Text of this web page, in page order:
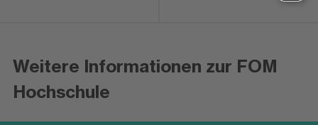
Weitere Informationen zur FOM
Hochschule